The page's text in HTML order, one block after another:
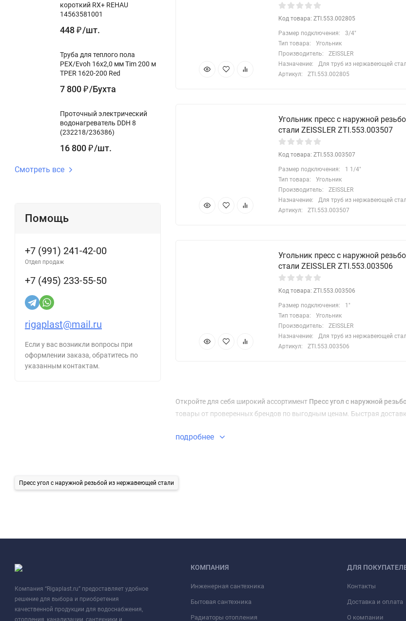
короткий RX+ REHAU
14563581001
448 ₽/шт.
Труба для теплого пола
PEX/Evoh 16х2,0 мм Tim 200 м
TPER 1620-200 Red
7 800 ₽/Бухта
Проточный электрический
водонагреватель DDH 8
(232218/236386)
16 800 ₽/шт.
Смотреть все
Помощь
+7 (991) 241-42-00
Отдел продаж
+7 (495) 233-55-50
rigaplast@mail.ru
Если у вас возникли вопросы при
оформлении заказа, обратитесь по
указанным контактам.
Код товара: ZTI.553.002805
Размер подключения:
3/4"
Тип товара:
Угольник
Производитель:
ZEISSLER
Назначение:
Для труб из нержавеющей
Артикул:
ZTI.553.002805
Угольник пресс с наружной
стали ZEISSLER ZTI.553.003507
Код товара: ZTI.553.003507
Размер подключения:
1 1/4"
Тип товара:
Угольник
Производитель:
ZEISSLER
Назначение:
Для труб из нержавеющей
Артикул:
ZTI.553.003507
Угольник пресс с наружной
стали ZEISSLER ZTI.553.003506
Код товара: ZTI.553.003506
Размер подключения:
1"
Тип товара:
Угольник
Производитель:
ZEISSLER
Назначение:
Для труб из нержавеющей
Артикул:
ZTI.553.003506
Откройте для себя широкий ассортимент Пресс угол с наружной
товары от проверенных брендов по выгодным ценам. Быстрая
подробнее
Пресс угол с наружной резьбой из нержавеющей стали
Компания “Rigaplast.ru” предоставляет удобное
решение для выбора и приобретения
качественной продукции для водоснабжения,
отопления, канализации, сантехники и
КОМПАНИЯ
Инженерная сантехника
Бытовая сантехника
Радиаторы отопления
ДЛЯ
Контакты
Доставка и оплата
О компании